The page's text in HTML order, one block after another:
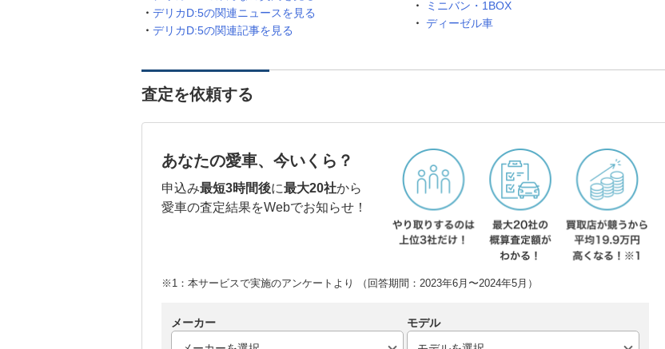
デリカD:5の関連ニュースを見る
デリカD:5の関連記事を見る
ミニバン・1BOX
ディーゼル車
査定を依頼する
あなたの愛車、今いくら？
申込み最短3時間後に最大20社から
愛車の査定結果をWebでお知らせ！
※1：本サービスで実施のアンケートより （回答期間：2023年6月〜2024年5月）
メーカー モデル